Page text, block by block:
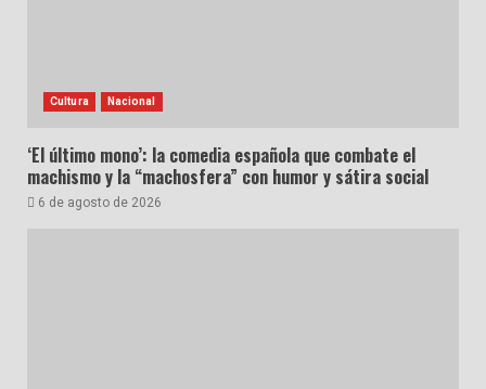
Cultura Nacional
‘El último mono’: la comedia española que combate el
machismo y la “machosfera” con humor y sátira social
6 de agosto de 2026